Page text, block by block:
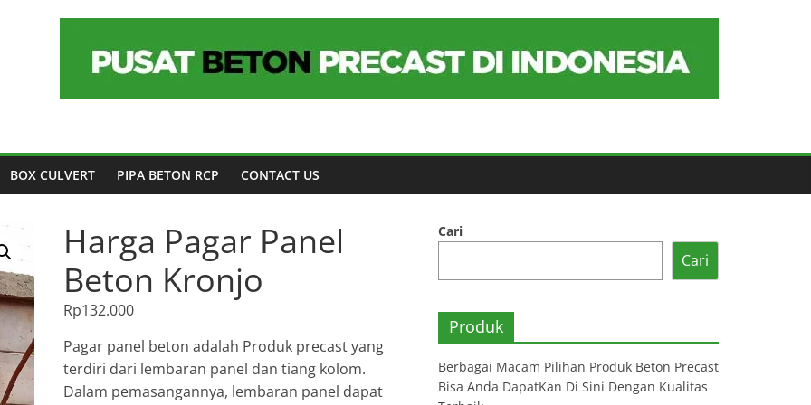
BOX CULVERT PIPA BETON RCP CONTACT US
Harga Pagar Panel
Beton Kronjo
Rp132.000
Pagar panel beton adalah Produk precast yang
terdiri dari lembaran panel dan tiang kolom.
Dalam pemasangannya, lembaran panel dapat
Cari
Cari
Produk
Berbagai Macam Pilihan Produk Beton Precast
Bisa Anda DapatKan Di Sini Dengan Kualitas